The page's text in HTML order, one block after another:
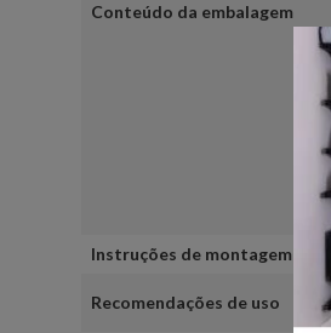
Conteúdo da embalagem
Instruções de montagem
Recomendações de uso